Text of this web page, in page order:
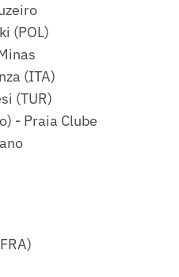
(POL)
(ITA)
(TUR)
- Praia Clube